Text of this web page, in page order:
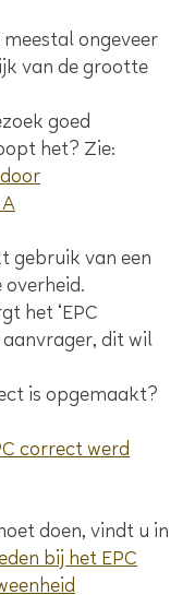
ongeveer
van de grootte
goed
het? Zie:
gebruik van een
het ‘EPC
aanvrager, dit wil
is opgemaakt?
correct werd
doen, vindt u in
bij het EPC